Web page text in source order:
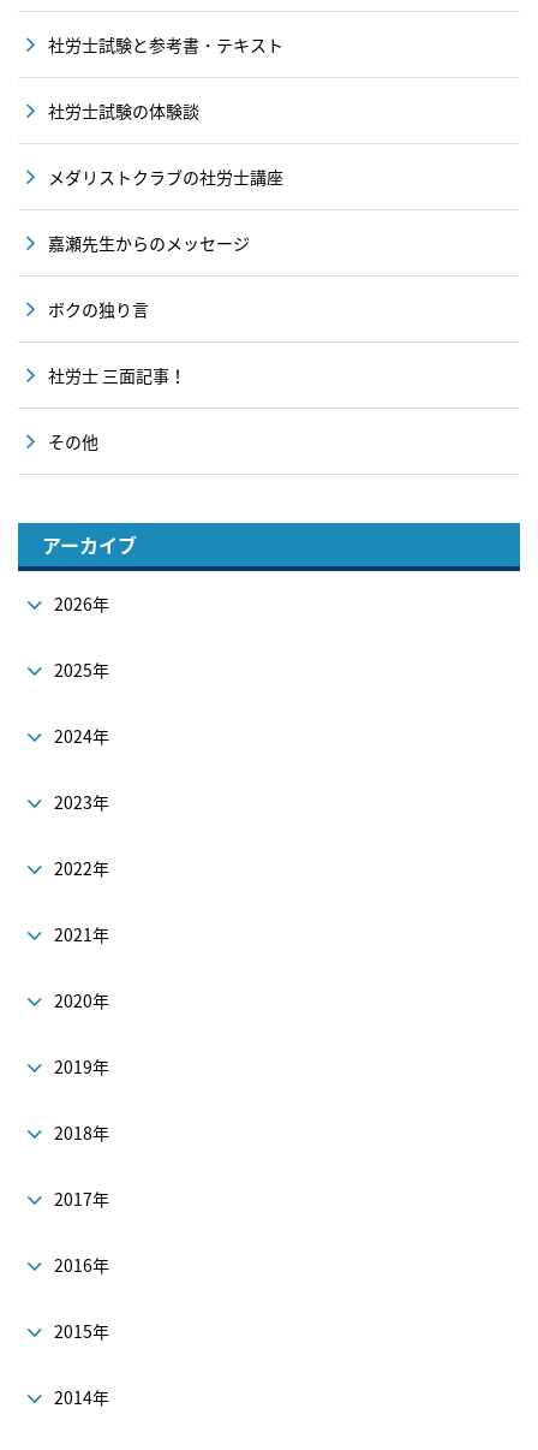
社労士試験と参考書・テキスト
社労士試験の体験談
メダリストクラブの社労士講座
嘉瀬先生からのメッセージ
ボクの独り言
社労士 三面記事！
その他
アーカイブ
2026年
2025年
2024年
2023年
2022年
2021年
2020年
2019年
2018年
2017年
2016年
2015年
2014年